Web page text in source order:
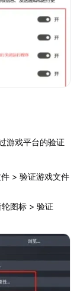
游戏平台的验证
> 验证游戏文件
图标 > 验证